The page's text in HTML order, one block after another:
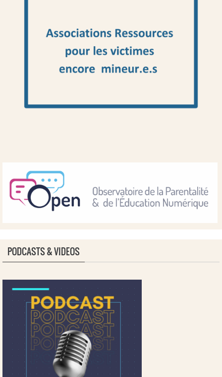
PODCASTS & VIDEOS